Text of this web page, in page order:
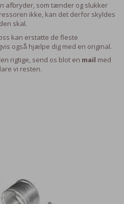
afbryder, som tænder og slukker
ikke, kan det derfor skyldes
skal.
kan erstatte de fleste
også hjælpe dig med en original.
rigtige, send os blot en mail med
vi resten.